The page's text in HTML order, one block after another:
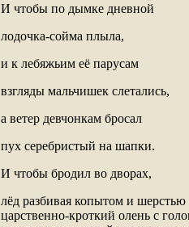
И чтобы по дымке дневной
лодочка-сойма плыла,
и к лебяжьим её парусам
взгляды мальчишек слетались,
а ветер девчонкам бросал
пух серебристый на шапки.
И чтобы бродил во дворах,
лёд разбивая копытом и шерстью
царственно-кроткий олень с